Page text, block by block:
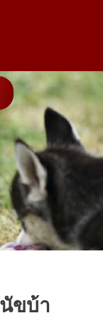
ขบ้า